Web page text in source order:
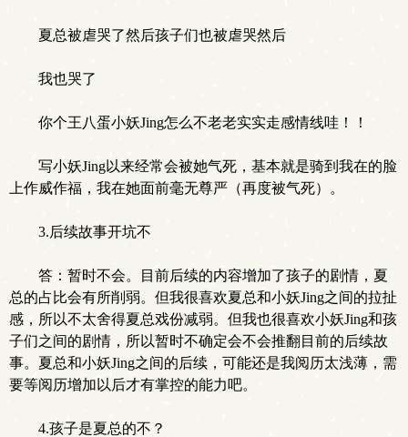
夏总被虐哭了然后孩子们也被虐哭然后
我也哭了
你个王八蛋小妖Jing怎么不老老实实走感情线哇！！
写小妖Jing以来经常会被她气死，基本就是骑到我在的脸
上作威作福，我在她面前毫无尊严（再度被气死）。
3.后续故事开坑不
答：暂时不会。目前后续的内容增加了孩子的剧情，夏
总的占比会有所削弱。但我很喜欢夏总和小妖Jing之间的拉扯
感，所以不太舍得夏总戏份减弱。但我也很喜欢小妖Jing和孩
子们之间的剧情，所以暂时不确定会不会推翻目前的后续故
事。夏总和小妖Jing之间的后续，可能还是我阅历太浅薄，需
要等阅历增加以后才有掌控的能力吧。
4.孩子是夏总的不？